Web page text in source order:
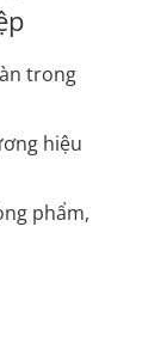
trong
hiệu
phẩm,